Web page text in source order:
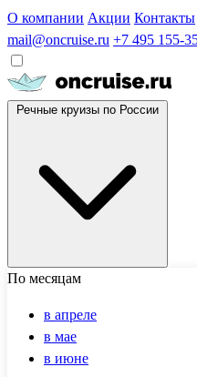
О компании Акции Контакты
mail@oncruise.ru +7 495 155-
По месяцам
в апреле
в мае
в июне